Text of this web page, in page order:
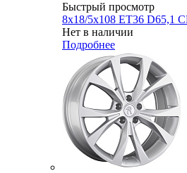
Быстрый просмотр
8x18/5x108 ET36 D65,1
Нет в наличии
Подробнее